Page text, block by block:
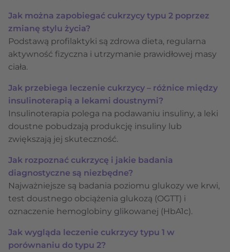
Jak można zapobiegać cukrzycy typu 2 poprzez
zmianę stylu życia?
Podstawą profilaktyki są zdrowa dieta, regularna
aktywność fizyczna i utrzymanie prawidłowej masy
ciała.
Jak przebiega leczenie cukrzycy – różnice między
insulinoterapią a lekami doustnymi?
Insulinoterapia polega na podawaniu insuliny, a leki
doustne pobudzają produkcję insuliny lub
zwiększają jej skuteczność.
Jak rozpoznać cukrzycę i jakie badania
diagnostyczne są niezbędne?
Najważniejsze są badania poziomu glukozy we krwi,
test doustnego obciążenia glukozą (OGTT) i
oznaczenie hemoglobiny glikowanej (HbA1c).
Jak wygląda leczenie cukrzycy typu 1 w
porównaniu do typu 2?